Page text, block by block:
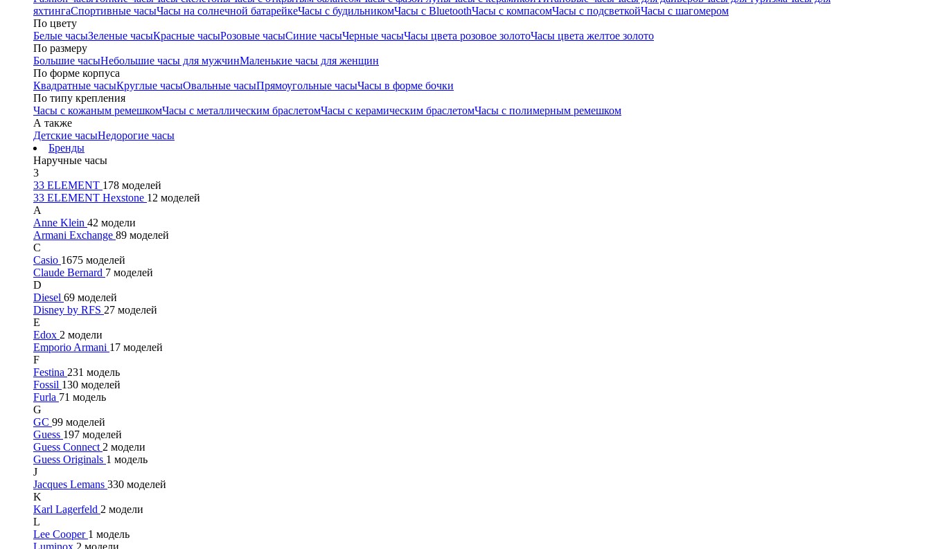
яхтингаСпортивные часыЧасы на солнечной батарейкеЧасы с будильникомЧасы с BluetoothЧасы с компасомЧасы с подсветкойЧасы с шагомером
По цвету
Белые часыЗеленые часыКрасные часыРозовые часыСиние часыЧерные часыЧасы цвета розовое золотоЧасы цвета желтое золото
По размеру
Большие часыНебольшие часы для мужчинМаленькие часы для женщин
По форме корпуса
Квадратные часыКруглые часыОвальные часыПрямоугольные часыЧасы в форме бочки
По типу крепления
Часы с кожаным ремешкомЧасы с металлическим браслетомЧасы с керамическим браслетомЧасы с полимерным ремешком
А также
Детские часыНедорогие часы
Бренды
Наручные часы
3
33 ELEMENT 178 моделей
33 ELEMENT Hexstone 12 моделей
A
Anne Klein 42 модели
Armani Exchange 89 моделей
C
Casio 1675 моделей
Claude Bernard 7 моделей
D
Diesel 69 моделей
Disney by RFS 27 моделей
E
Edox 2 модели
Emporio Armani 17 моделей
F
Festina 231 модель
Fossil 130 моделей
Furla 71 модель
G
GC 99 моделей
Guess 197 моделей
Guess Connect 2 модели
Guess Originals 1 модель
J
Jacques Lemans 330 моделей
K
Karl Lagerfeld 2 модели
L
Lee Cooper 1 модель
Luminox 2 модели